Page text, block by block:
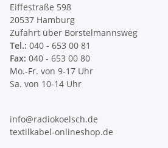
Eiffestraße 598
20537 Hamburg
Zufahrt über Borstelmannsweg
Tel.: 040 - 653 00 81
Fax: 040 - 653 00 80
Mo.-Fr. von 9-17 Uhr
Sa. von 10-14 Uhr
info@radiokoelsch.de
textilkabel-onlineshop.de